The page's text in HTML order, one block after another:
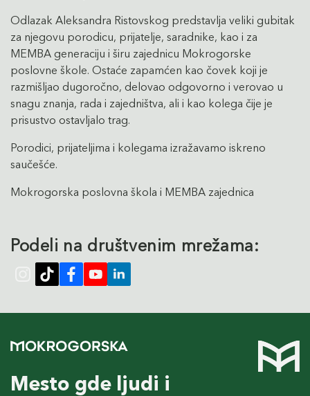
Odlazak Aleksandra Ristovskog predstavlja veliki gubitak
za njegovu porodicu, prijatelje, saradnike, kao i za
MEMBA generaciju i širu zajednicu Mokrogorske
poslovne škole. Ostaće zapamćen kao čovek koji je
razmišljao dugoročno, delovao odgovorno i verovao u
snagu znanja, rada i zajedništva, ali i kao kolega čije je
prisustvo ostavljalo trag.
Porodici, prijateljima i kolegama izražavamo iskreno
saučešće.
Mokrogorska poslovna škola i MEMBA zajednica
Podeli na društvenim mrežama:
Mesto gde ljudi i